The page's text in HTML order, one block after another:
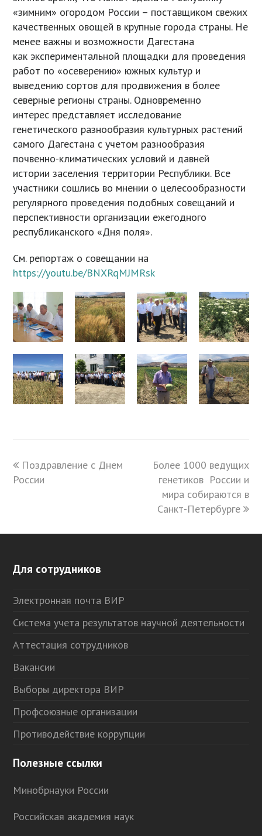
«зимним» огородом России – поставщиком свежих
качественных овощей в крупные города страны. Не
менее важны и возможности Дагестана
как экспериментальной площадки для проведения
работ по «осеверению» южных культур и
выведению сортов для продвижения в более
северные регионы страны. Одновременно
интерес представляет исследование
генетического разнообразия культурных растений
самого Дагестана с учетом разнообразия
почвенно-климатических условий и давней
истории заселения территории Республики. Все
участники сошлись во мнении о целесообразности
регулярного проведения подобных совещаний и
перспективности организации ежегодного
республиканского «Дня поля».
См. репортаж о совещании на
https://youtu.be/BNXRqMJMRsk
previous
post:
Поздравление с Днем
России
next
post:
Более 1000 ведущих
генетиков России и
мира собираются в
Санкт-Петербурге
Для сотрудников
Электронная почта ВИР
Система учета результатов научной деятельности
Аттестация сотрудников
Вакансии
Выборы директора ВИР
Профсоюзные организации
Противодействие коррупции
Полезные ссылки
Минобрнауки России
Российская академия наук